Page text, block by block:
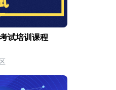
试培训课程